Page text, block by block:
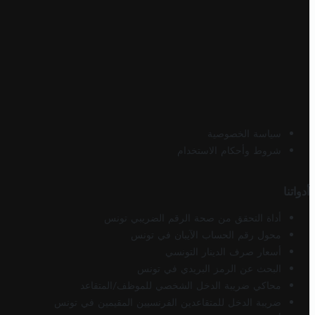
سياسة الخصوصية
شروط وأحكام الاستخدام
أدواتنا
أداة التحقق من صحة الرقم الضريبي تونس
محول رقم الحساب الآيبان في تونس
أسعار صرف الدينار التونسي
البحث عن الرمز البريدي في تونس
محاكي ضريبة الدخل الشخصي للموظف/المتقاعد
ضريبة الدخل للمتقاعدين الفرنسيين المقيمين في تونس